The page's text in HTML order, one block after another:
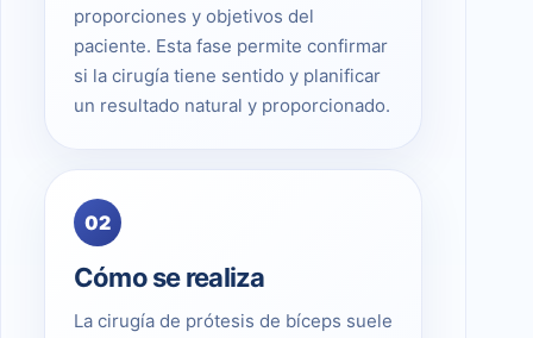
proporciones y objetivos del
paciente. Esta fase permite confirmar
si la cirugía tiene sentido y planificar
un resultado natural y proporcionado.
02
Cómo se realiza
La cirugía de prótesis de bíceps suele